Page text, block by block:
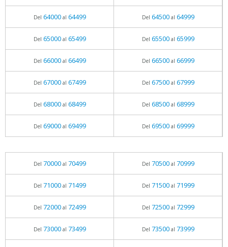
Del 64000al 64499 Del 64500al 64999
Del 65000al 65499 Del 65500al 65999
Del 66000al 66499 Del 66500al 66999
Del 67000al 67499 Del 67500al 67999
Del 68000al 68499 Del 68500al 68999
Del 69000al 69499 Del 69500al 69999
Del 70000al 70499 Del 70500al 70999
Del 71000al 71499 Del 71500al 71999
Del 72000al 72499 Del 72500al 72999
Del 73000al 73499 Del 73500al 73999